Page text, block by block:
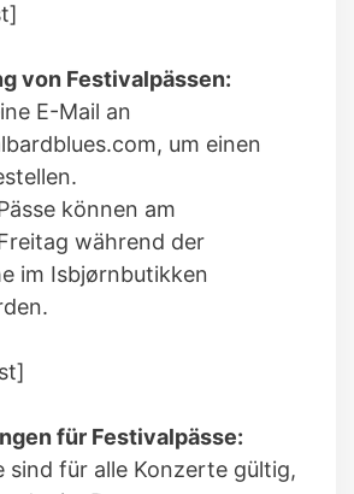
von Festivalpässen:
E-Mail an
um einen
können am
während der
im Isbjørnbutikken
für Festivalpässe:
sind für alle Konzerte gültig,